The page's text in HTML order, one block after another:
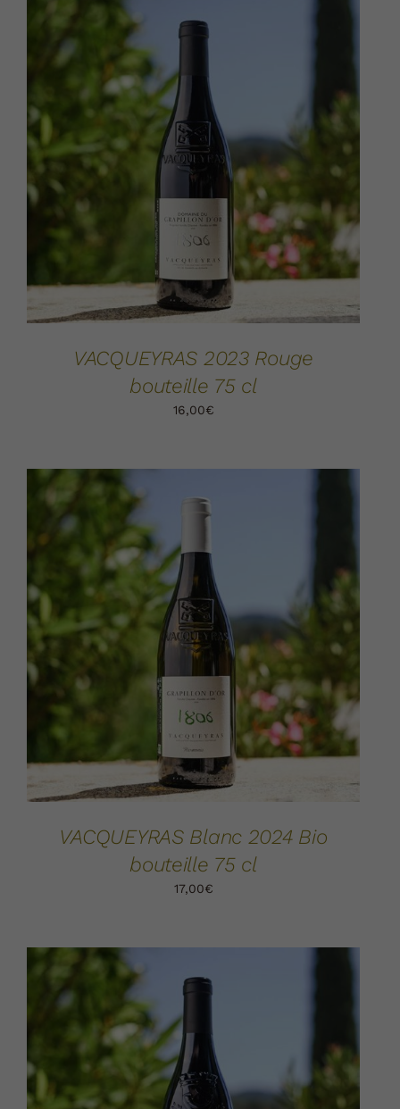
AJOUTER AU PANIER
VACQUEYRAS 2023 Rouge
bouteille 75 cl
16,00€
AJOUTER AU PANIER / DÉTAILS
VACQUEYRAS Blanc 2024 Bio
bouteille 75 cl
17,00€